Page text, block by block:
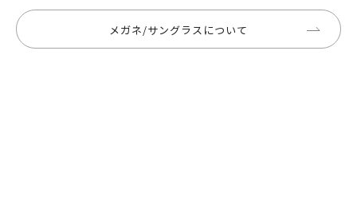
メガネ/サングラスについて